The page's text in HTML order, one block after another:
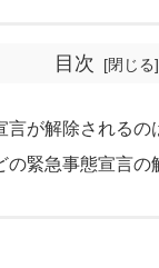
目次
言が解除されるの
の緊急事態宣言の